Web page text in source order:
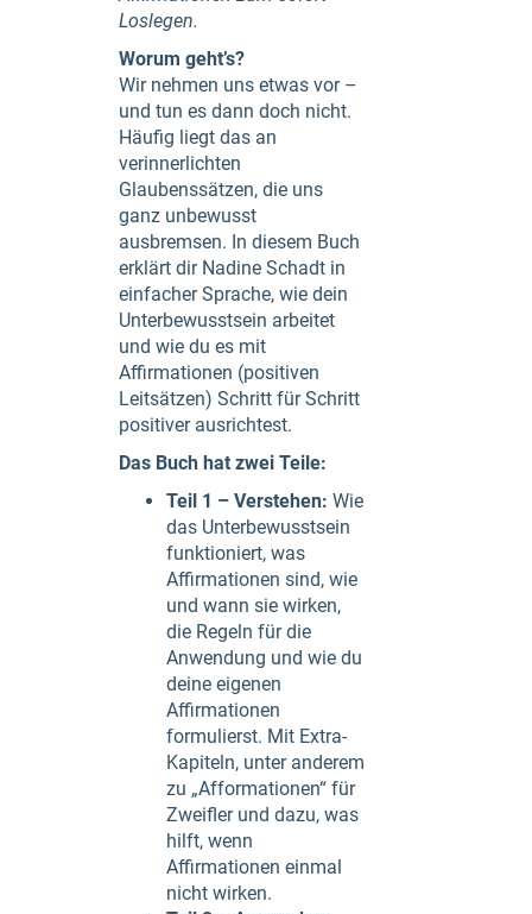
Loslegen.
Worum geht’s?
Wir nehmen uns etwas vor –
und tun es dann doch nicht.
Häufig liegt das an
verinnerlichten
Glaubenssätzen, die uns
ganz unbewusst
ausbremsen. In diesem Buch
erklärt dir Nadine Schadt in
einfacher Sprache, wie dein
Unterbewusstsein arbeitet
und wie du es mit
Affirmationen (positiven
Leitsätzen) Schritt für Schritt
positiver ausrichtest.
Das Buch hat zwei Teile:
Teil 1 – Verstehen: Wie
das Unterbewusstsein
funktioniert, was
Affirmationen sind, wie
und wann sie wirken,
die Regeln für die
Anwendung und wie du
deine eigenen
Affirmationen
formulierst. Mit Extra-
Kapiteln, unter anderem
zu „Afformationen“ für
Zweifler und dazu, was
hilft, wenn
Affirmationen einmal
nicht wirken.